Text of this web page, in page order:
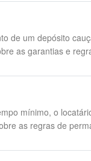
de um depósito
as garantias e
mínimo, o
as regras de